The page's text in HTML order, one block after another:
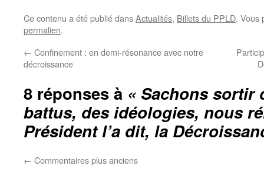
Ce contenu a été publié dansActualités, Billets du PPLD. Vous
permalien.
← Confinement : en demi-résonance avec notre
décroissance
8 réponses à « Sachons sortir
battus, des idéologies, nous
Président l’a dit, la
← Commentaires plus anciens